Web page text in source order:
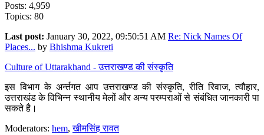
Posts: 4,959
Topics: 80
Last post: January 30, 2022, 09:50:51 AM Re: Nick Names Of
Places... by Bhishma Kukreti
Culture of Uttarakhand - उत्तराखण्ड की संस्कृति
इस विभाग के अर्न्तगत आप उत्तराखण्ड की संस्कृति, रीति रिवाज, त्यौहार,
उत्तराखंड के विभिन्न स्थानीय मेलों और अन्य परम्पराओं से संबंधित जानकारी पा
सकते है।
Moderators: hem,खीमसिंह रावत